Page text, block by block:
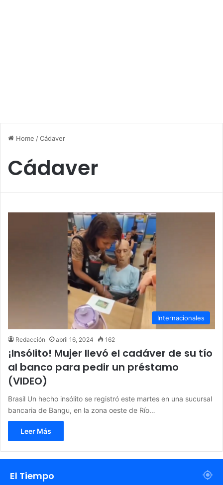
Home /Cádaver
Cádaver
Internacionales
Redacción abril 16, 2024 162
¡Insólito! Mujer llevó el cadáver de su tío
al banco para pedir un préstamo
(VIDEO)
Brasil Un hecho insólito se registró este martes en una sucursal
bancaria de Bangu, en la zona oeste de Río…
Leer Más
El Tiempo